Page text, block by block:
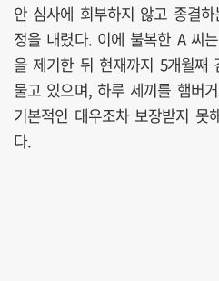
안 심사에 회부하지 않고 종결하
정을 내렸다. 이에 불복한 A 씨
을 제기한 뒤 현재까지 5개월째
물고 있으며, 하루 세끼를 햄버
기본적인 대우조차 보장받지 못
다.